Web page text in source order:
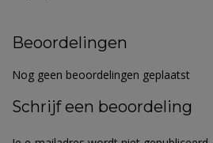
Beoordelingen
Nog geen beoordelingen geplaatst
Schrijf een beoordeling